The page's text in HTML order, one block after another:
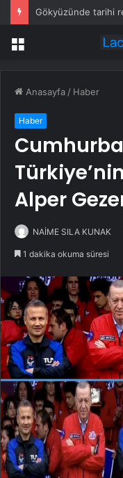
Menü
Anasayfa / Haber
Haber
Alper
NAİME SILA KUNAK
1 dakika okuma süresi